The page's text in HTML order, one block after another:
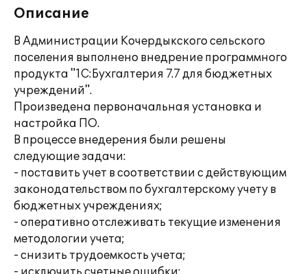
Описание
В Администрации Кочердыкского сельского
поселения выполнено внедрение программного
продукта "1С:Бухгалтерия 7.7 для бюджетных
учреждений".
Произведена первоначальная установка и
настройка ПО.
В процессе внедерения были решены
следующие задачи:
- поставить учет в соответствии с действующим
законодательством по бухгалтерскому учету в
бюджетных учреждениях;
- оперативно отслеживать текущие изменения
методологии учета;
- снизить трудоемкость учета;